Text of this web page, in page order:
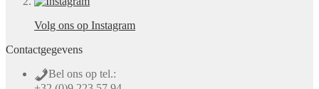
Volg ons op Instagram
Contactgegevens
Bel ons op tel.: